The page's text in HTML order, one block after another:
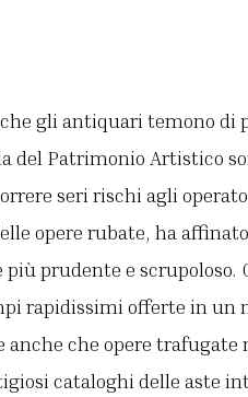
gli antiquari temono
del Patrimonio Artistico
seri rischi agli
opere rubate, ha
prudente e scrupoloso.
rapidissimi offerte in un
che opere trafugate
cataloghi delle aste